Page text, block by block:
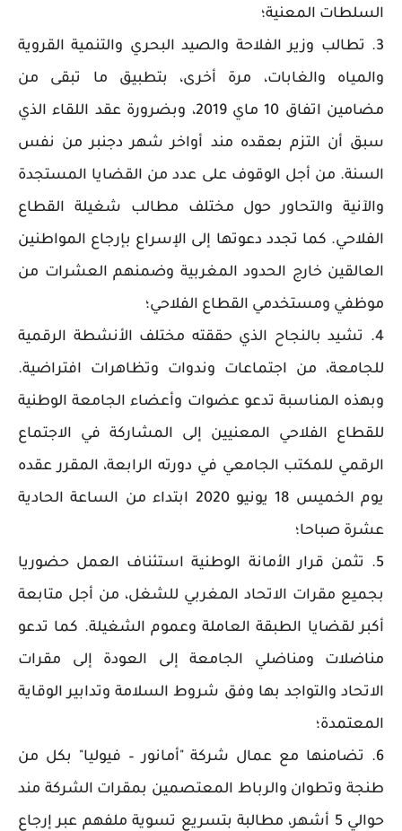
السلطات المعنية؛
3. تطالب وزير الفلاحة والصيد البحري والتنمية القروية
والمياه والغابات، مرة أخرى، بتطبيق ما تبقى من
مضامين اتفاق 10 ماي 2019، وبضرورة عقد اللقاء الذي
سبق أن التزم بعقده مند أواخر شهر دجنبر من نفس
السنة. من أجل الوقوف على عدد من القضايا المستجدة
والآنية والتحاور حول مختلف مطالب شغيلة القطاع
الفلاحي. كما تجدد دعوتها إلى الإسراع بإرجاع المواطنين
العالقين خارج الحدود المغربية وضمنهم العشرات من
موظفي ومستخدمي القطاع الفلاحي؛
4. تشيد بالنجاح الذي حققته مختلف الأنشطة الرقمية
للجامعة، من اجتماعات وندوات وتظاهرات افتراضية.
وبهذه المناسبة تدعو عضوات وأعضاء الجامعة الوطنية
للقطاع الفلاحي المعنيين إلى المشاركة في الاجتماع
الرقمي للمكتب الجامعي في دورته الرابعة، المقرر عقده
يوم الخميس 18 يونيو 2020 ابتداء من الساعة الحادية
عشرة صباحا؛
5. تثمن قرار الأمانة الوطنية استئناف العمل حضوريا
بجميع مقرات الاتحاد المغربي للشغل، من أجل متابعة
أكبر لقضايا الطبقة العاملة وعموم الشغيلة. كما تدعو
مناضلات ومناضلي الجامعة إلى العودة إلى مقرات
الاتحاد والتواجد بها وفق شروط السلامة وتدابير الوقاية
المعتمدة؛
6. تضامنها مع عمال شركة "أمانور – فيوليا" بكل من
طنجة وتطوان والرباط المعتصمين بمقرات الشركة مند
حوالي 5 أشهر، مطالبة بتسريع تسوية ملفهم عبر إرجاع